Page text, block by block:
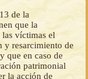
de la
que la
víctimas el
y resarcimiento de
que en caso de
patrimonial
la acción de